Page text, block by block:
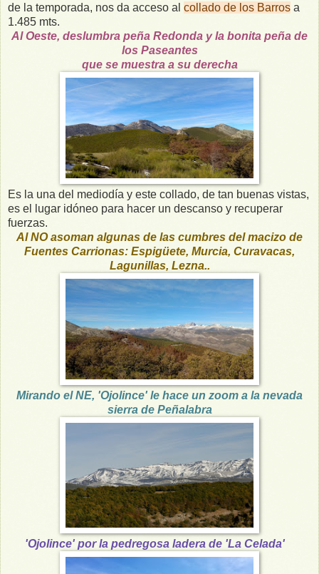
de la temporada, nos da acceso al collado de los Barros a
1.485 mts.
Al Oeste, deslumbra peña Redonda y la bonita peña de
los Paseantes
que se muestra a su derecha
Es la una del mediodía y este collado, de tan buenas vistas,
es el lugar idóneo para hacer un descanso y recuperar
fuerzas.
Al NO asoman algunas de las cumbres del macizo de
Fuentes Carrionas: Espigüete, Murcia, Curavacas,
Lagunillas, Lezna..
Mirando el NE, 'Ojolince' le hace un zoom a la nevada
sierra de Peñalabra
'Ojolince' por la pedregosa ladera de 'La Celada'